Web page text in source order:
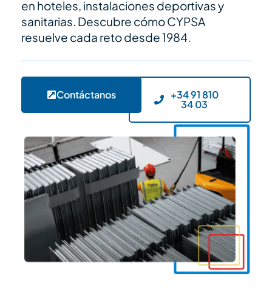
en hoteles, instalaciones deportivas y
sanitarias. Descubre cómo CYPSA
resuelve cada reto desde 1984.
Contáctanos +34 91 810
34 03